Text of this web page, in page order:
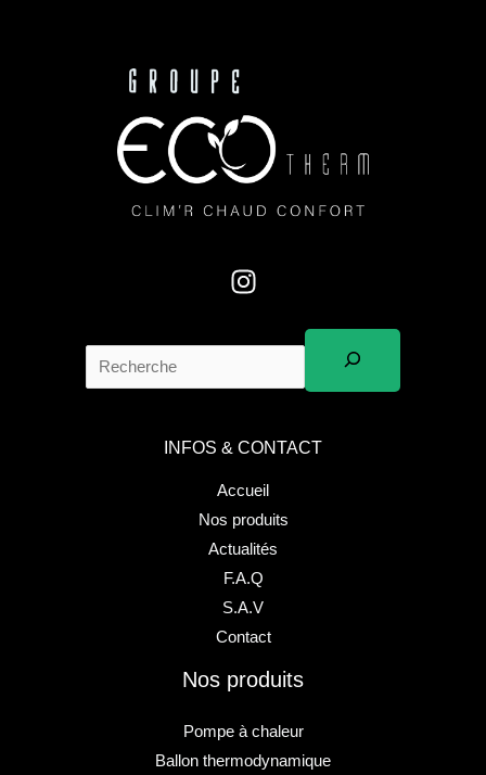
INFOS & CONTACT
Accueil
Nos produits
Actualités
F.A.Q
S.A.V
Contact
Nos produits
Pompe à chaleur
Ballon thermodynamique